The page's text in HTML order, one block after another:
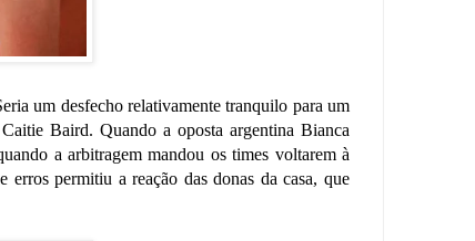
um desfecho relativamente tranquilo para um
Baird. Quando a oposta argentina Bianca
a arbitragem mandou os times voltarem à
erros permitiu a reação das donas da casa, que